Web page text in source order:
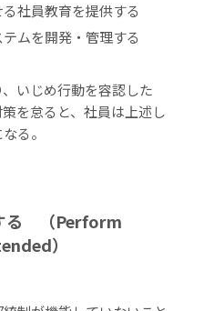
社員教育を提供する
ムを開発・管理する
いじめ行動を容認した
を怠ると、社員は上述し
る。
る （Perform
）